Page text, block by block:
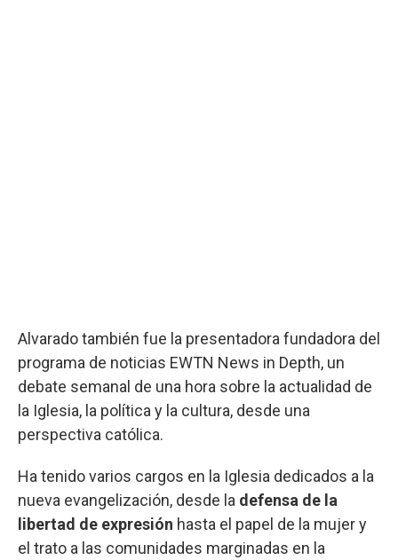
Alvarado también fue la presentadora fundadora del
programa de noticias EWTN News in Depth, un
debate semanal de una hora sobre la actualidad de
la Iglesia, la política y la cultura, desde una
perspectiva católica.
Ha tenido varios cargos en la Iglesia dedicados a la
nueva evangelización, desde la defensa de la
libertad de expresión hasta el papel de la mujer y
el trato a las comunidades marginadas en la